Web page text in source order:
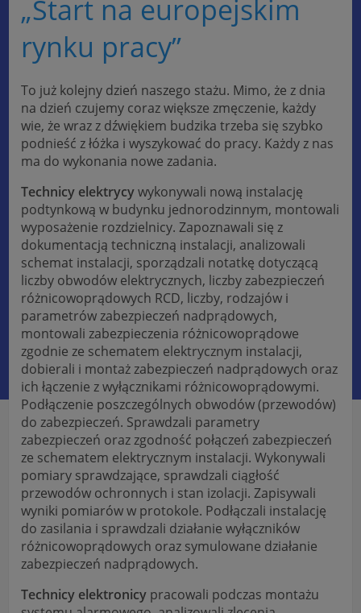
„Start na europejskim
rynku pracy”
To już kolejny dzień naszego stażu. Mimo, że z dnia
na dzień czujemy coraz większe zmęczenie, każdy
wie, że wraz z dźwiękiem budzika trzeba się szybko
podnieść z łóżka i wyszykować do pracy. Każdy z nas
ma do wykonania nowe zadania.
Technicy elektrycywykonywali nową instalację
podtynkową w budynku jednorodzinnym, montowali
wyposażenie rozdzielnicy. Zapoznawali się z
dokumentacją techniczną instalacji, analizowali
schemat instalacji, sporządzali notatkę dotyczącą
liczby obwodów elektrycznych, liczby zabezpieczeń
różnicowoprądowych RCD, liczby, rodzajów i
parametrów zabezpieczeń nadprądowych,
montowali zabezpieczenia różnicowoprądowe
zgodnie ze schematem elektrycznym instalacji,
dobierali i montaż zabezpieczeń nadprądowych oraz
ich łączenie z wyłącznikami różnicowoprądowymi.
Podłączenie poszczególnych obwodów (przewodów)
do zabezpieczeń. Sprawdzali parametry
zabezpieczeń oraz zgodność połączeń zabezpieczeń
ze schematem elektrycznym instalacji. Wykonywali
pomiary sprawdzające, sprawdzali ciągłość
przewodów ochronnych i stan izolacji. Zapisywali
wyniki pomiarów w protokole. Podłączali instalację
do zasilania i sprawdzali działanie wyłączników
różnicowoprądowych oraz symulowane działanie
zabezpieczeń nadprądowych.
Technicy elektronicy pracowali podczas montażu